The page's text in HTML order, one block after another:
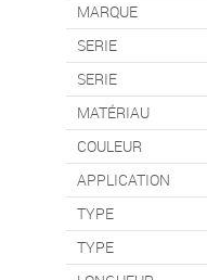
MARQUE
SERIE
SERIE
MATÉRIAU
COULEUR
APPLICATION
TYPE
TYPE